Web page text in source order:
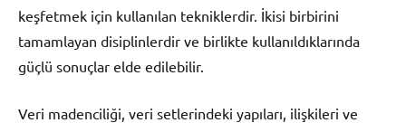
keşfetmek için kullanılan tekniklerdir. İkisi birbirini
tamamlayan disiplinlerdir ve birlikte kullanıldıklarında
güçlü sonuçlar elde edilebilir.
Veri madenciliği, veri setlerindeki yapıları, ilişkileri ve